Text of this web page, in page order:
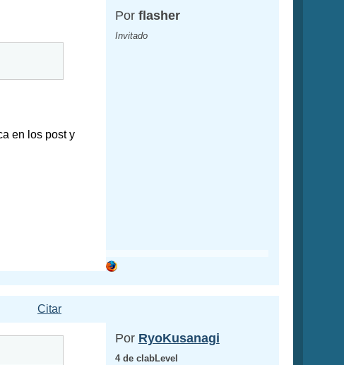
en los post y
Por flasher
Invitado
Citar
Por RyoKusanagi
4 de clabLevel